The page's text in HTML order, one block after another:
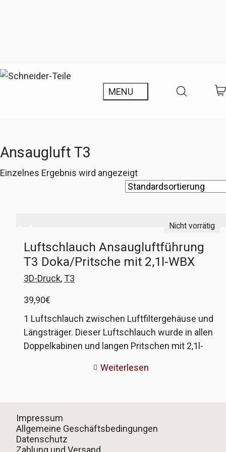
Ansaugluft T3
Einzelnes Ergebnis wird angezeigt
Nicht vorrätig
Luftschlauch Ansaugluftführung
T3 Doka/Pritsche mit 2,1l-WBX
3D-Druck,T3
39,90€
1 Luftschlauch zwischen Luftfiltergehäuse und
Längsträger. Dieser Luftschlauch wurde in allen
Doppelkabinen und langen Pritschen mit 2,1l-
mit dem originalen Ansaugpunkt im Längsträger.
nicht mit einem Original weiterhelfen konnte,
habe ich die Endstücke als 3D-Druck produziert
und diese mit Heissluftschlauch in Ø63mm
Weiterlesen
Impressum
Allgemeine Geschäftsbedingungen
Datenschutz
Zahlung und Versand